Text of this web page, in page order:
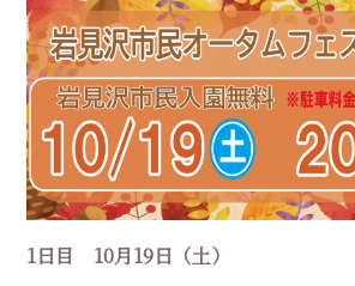
1日目 10月19日（土）